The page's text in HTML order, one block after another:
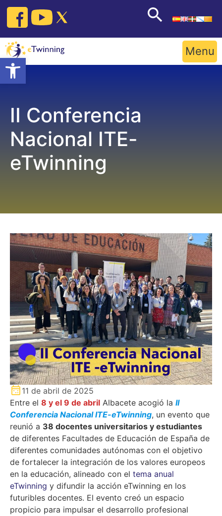
Open toolbar
Skip
content
Menu
II Conferencia
Nacional ITE-
eTwinning
11 de abril de 2025
Entre el 8 y el 9 de abril Albacete acogió la II
Conferencia Nacional ITE-eTwinning, un evento que
reunió a 38 docentes universitarios y estudiantes
de diferentes Facultades de Educación de España de
diferentes comunidades autónomas con el objetivo
de fortalecer la integración de los valores europeos
en la educación, alineado con el tema anual
eTwinning y difundir la acción eTwinning en los
futuribles docentes. El evento creó un espacio
propicio para impulsar el desarrollo profesional